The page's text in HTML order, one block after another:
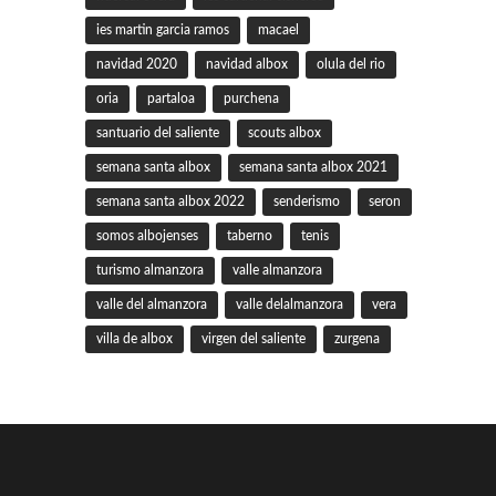
ies martin garcia ramos macael
navidad 2020 navidad albox olula del rio
oria partaloa purchena
santuario del saliente scouts albox
semana santa albox semana santa albox 2021
semana santa albox 2022 senderismo seron
somos albojenses taberno tenis
turismo almanzora valle almanzora
valle del almanzora valle delalmanzora vera
villa de albox virgen del saliente zurgena